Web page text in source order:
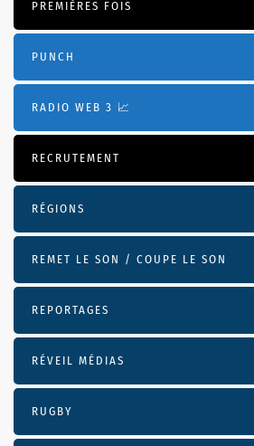
PREMIÈRES FOIS
PUNCH
RADIO WEB 3 📈
RECRUTEMENT
RÉGIONS
REMET LE SON / COUPE LE SON
REPORTAGES
RÉVEIL MÉDIAS
RUGBY